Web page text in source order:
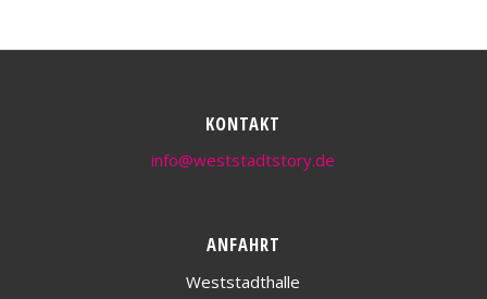
KONTAKT
info@weststadtstory.de
ANFAHRT
Weststadthalle